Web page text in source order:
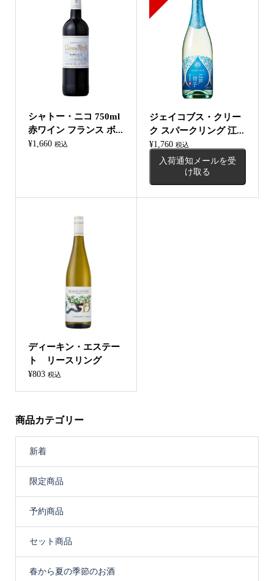
シャトー・ニコ 750ml
赤ワイン フランス ボ...
¥1,660 税込
ジェイコブス・クリー
ク スパークリング 江...
¥1,760 税込
入荷通知メールを受
け取る
ディーキン・エステー
ト リースリング
¥803 税込
商品カテゴリー
新着
限定商品
予約商品
セット商品
春から夏の季節のお酒